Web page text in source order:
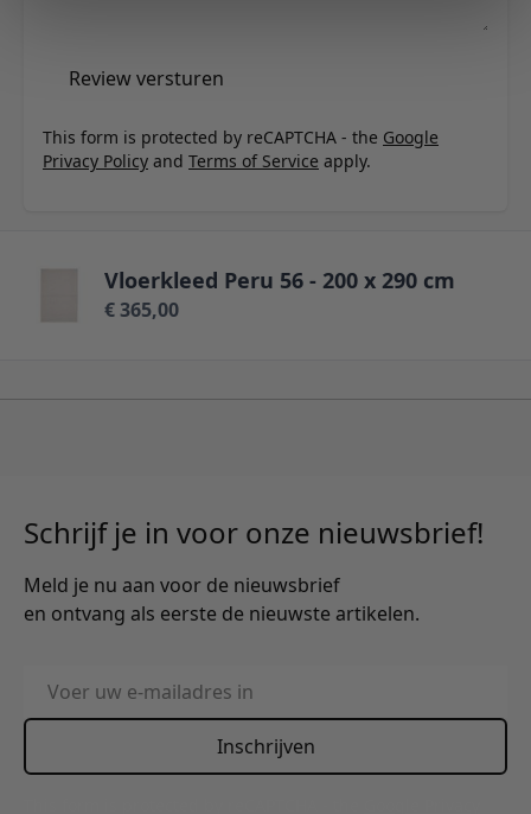
Review versturen
This form is protected by reCAPTCHA - the Google
Privacy Policy and Terms of Service apply.
Vloerkleed Peru 56 - 200 x 290 cm
€ 365,00
Schrijf je in voor onze nieuwsbrief!
Meld je nu aan voor de nieuwsbrief
en ontvang als eerste de nieuwste artikelen.
E-mailadres
Inschrijven